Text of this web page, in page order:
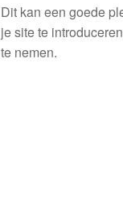
Dit kan een goede
je site te
te nemen.